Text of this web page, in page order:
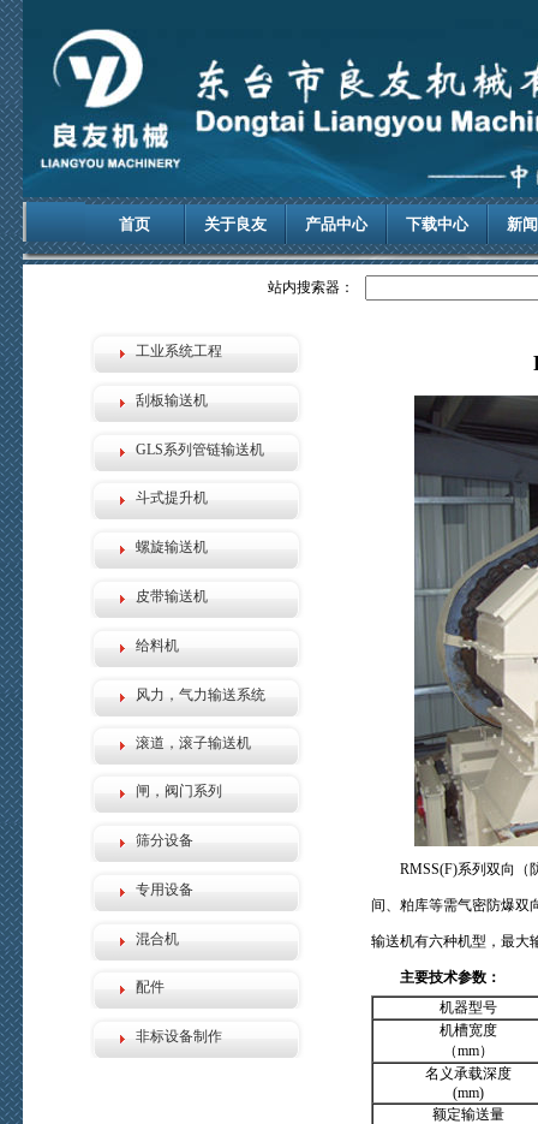
首页 关于良友 产品中心 下载中心 新
站内搜索器：
工业系统工程
刮板输送机
GLS系列管链输送机
斗式提升机
螺旋输送机
皮带输送机
给料机
风力，气力输送系统
滚道，滚子输送机
闸，阀门系列
筛分设备
专用设备
混合机
配件
非标设备制作
RMSS(F)系列双向（
间、粕库等需气密防爆双
输送机有六种机型，最大
主要技术参数：
机器型号
机槽宽度
（mm）
名义承载深度
(mm)
额定输送量